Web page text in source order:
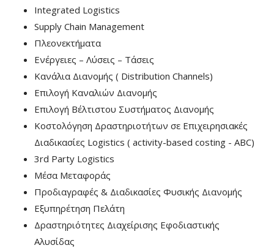
Integrated Logistics
Supply Chain Management
Πλεονεκτήματα
Ενέργειες – Λύσεις – Τάσεις
Κανάλια Διανομής ( Distribution Channels)
Επιλογή Καναλιών Διανομής
Επιλογή Βέλτιστου Συστήματος Διανομής
Κοστολόγηση Δραστηριοτήτων σε Επιχειρησιακές
Διαδικασίες Logistics ( activity-based costing - ABC)
3rd Party Logistics
Μέσα Μεταφοράς
Προδιαγραφές & Διαδικασίες Φυσικής Διανομής
Εξυπηρέτηση Πελάτη
Δραστηριότητες Διαχείρισης Εφοδιαστικής
Αλυσίδας